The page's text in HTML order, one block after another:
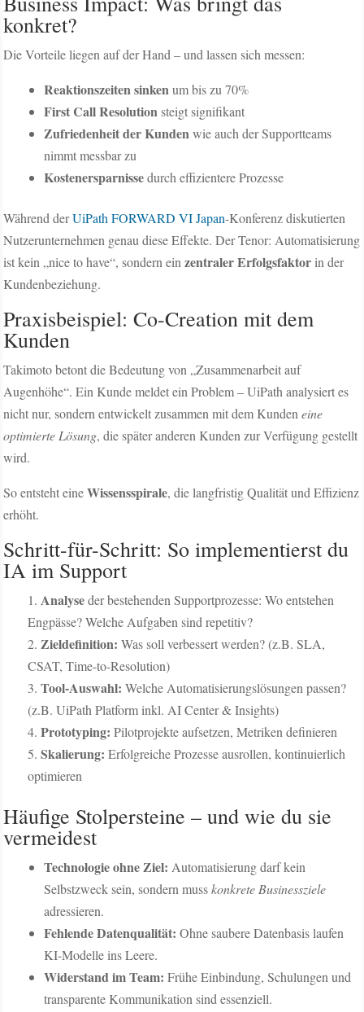
konkret?
Die Vorteile liegen auf der Hand – und lassen sich messen:
Reaktionszeiten sinkenum bis zu 70%
First Call Resolutionsteigt signifikant
Zufriedenheit der Kundenwie auch der Supportteams
nimmt messbar zu
Kostenersparnissedurch effizientere Prozesse
Während derUiPath FORWARD VI Japan-Konferenz diskutierten
Nutzerunternehmen genau diese Effekte. Der Tenor: Automatisierung
ist kein „nice to have“, sondern einzentraler Erfolgsfaktor in der
Kundenbeziehung.
Praxisbeispiel: Co-Creation mit dem
Kunden
Takimoto betont die Bedeutung von „Zusammenarbeit auf
Augenhöhe“. Ein Kunde meldet ein Problem – UiPath analysiert es
nicht nur, sondern entwickelt zusammen mit dem Kundeneine
optimierte Lösung, die später anderen Kunden zur Verfügung gestellt
wird.
So entsteht eineWissensspirale, die langfristig Qualität und Effizienz
erhöht.
Schritt-für-Schritt: So implementierst du
IA im Support
Analyseder bestehenden Supportprozesse: Wo entstehen
Engpässe? Welche Aufgaben sind repetitiv?
Zieldefinition: Was soll verbessert werden? (z.B. SLA,
CSAT, Time-to-Resolution)
Tool-Auswahl: Welche Automatisierungslösungen passen?
(z.B. UiPath Platform inkl. AI Center & Insights)
Prototyping: Pilotprojekte aufsetzen, Metriken definieren
Skalierung: Erfolgreiche Prozesse ausrollen, kontinuierlich
optimieren
Häufige Stolpersteine – und wie du sie
vermeidest
Technologie ohne Ziel: Automatisierung darf kein
Selbstzweck sein, sondern musskonkrete Businessziele
adressieren.
Fehlende Datenqualität: Ohne saubere Datenbasis laufen
KI-Modelle ins Leere.
Widerstand im Team: Frühe Einbindung, Schulungen und
transparente Kommunikation sind essenziell.